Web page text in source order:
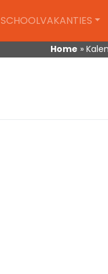
SCHOOLVAKANTIES
Home »